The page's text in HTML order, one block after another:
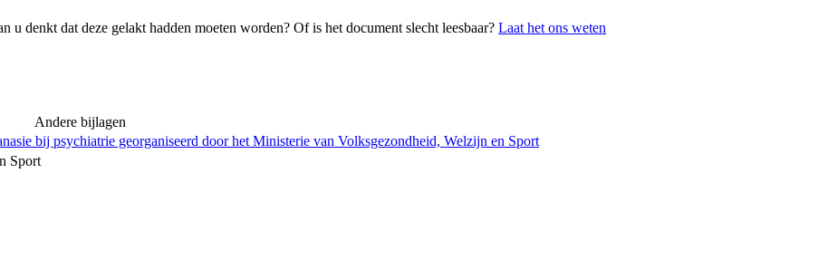
u denkt dat deze gelakt hadden moeten worden? Of is het document slecht leesbaar? Laat het ons weten
Andere bijlagen
bij psychiatrie georganiseerd door het Ministerie van Volksgezondheid, Welzijn en Sport
Sport